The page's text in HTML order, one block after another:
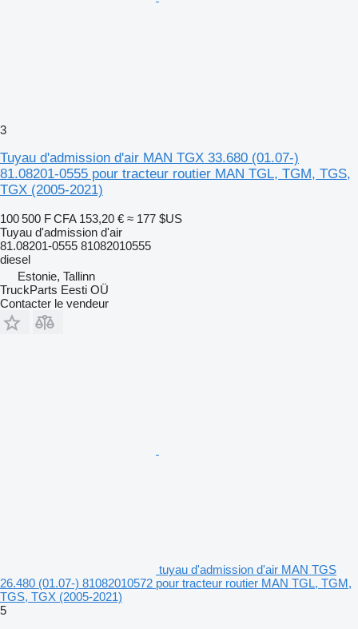
3
Tuyau d'admission d'air MAN TGX 33.680 (01.07-)
81.08201-0555 pour tracteur routier MAN TGL, TGM, TGS,
TGX (2005-2021)
100 500 F CFA 153,20 € ≈ 177 $US
Tuyau d'admission d'air
81.08201-0555 81082010555
diesel
Estonie, Tallinn
TruckParts Eesti OÜ
Contacter le vendeur
tuyau d'admission d'air MAN TGS
26.480 (01.07-) 81082010572 pour tracteur routier MAN TGL, TGM,
TGS, TGX (2005-2021)
5